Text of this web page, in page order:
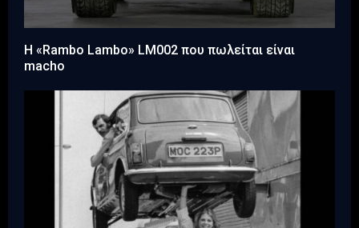
Η «Rambo Lambo» LM002 που πωλείται είναι
macho